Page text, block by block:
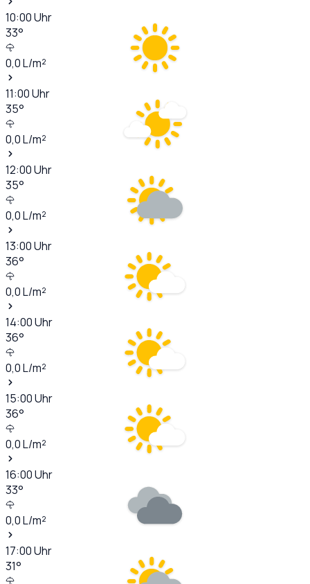
10:00Uhr
33°
0,0L/m²
11:00Uhr
35°
0,0L/m²
12:00Uhr
35°
0,0L/m²
13:00Uhr
36°
0,0L/m²
14:00Uhr
36°
0,0L/m²
15:00Uhr
36°
0,0L/m²
16:00Uhr
33°
0,0L/m²
17:00Uhr
31°